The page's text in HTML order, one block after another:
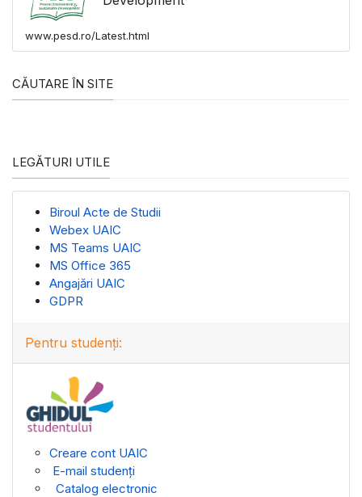
www.pesd.ro/Latest.html
CĂUTARE ÎN SITE
LEGĂTURI UTILE
Biroul Acte de Studii
Webex UAIC
MS Teams UAIC
MS Office 365
Angajări UAIC
GDPR
Pentru studenți:
Creare cont UAIC
E-mail studenți
Catalog electronic